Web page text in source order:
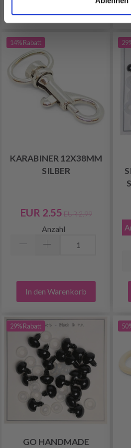
14% Rabatt
KARABINER 12X38MM
SILBER
EUR 2.55 EUR 2.99
Anzahl
In den Warenkorb
29% Rabatt
GO HANDMADE